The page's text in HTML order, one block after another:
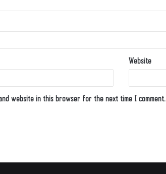
Website
website in this browser for the next time I comment.